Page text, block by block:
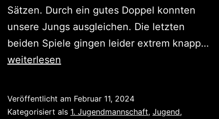
Sätzen. Durch ein gutes Doppel konnten
unsere Jungs ausgleichen. Die letzten
beiden Spiele gingen leider extrem knapp…
weiterlesen
Veröffentlicht am Februar 11, 2024
Kategorisiert als 1. Jugendmannschaft, Jugend,